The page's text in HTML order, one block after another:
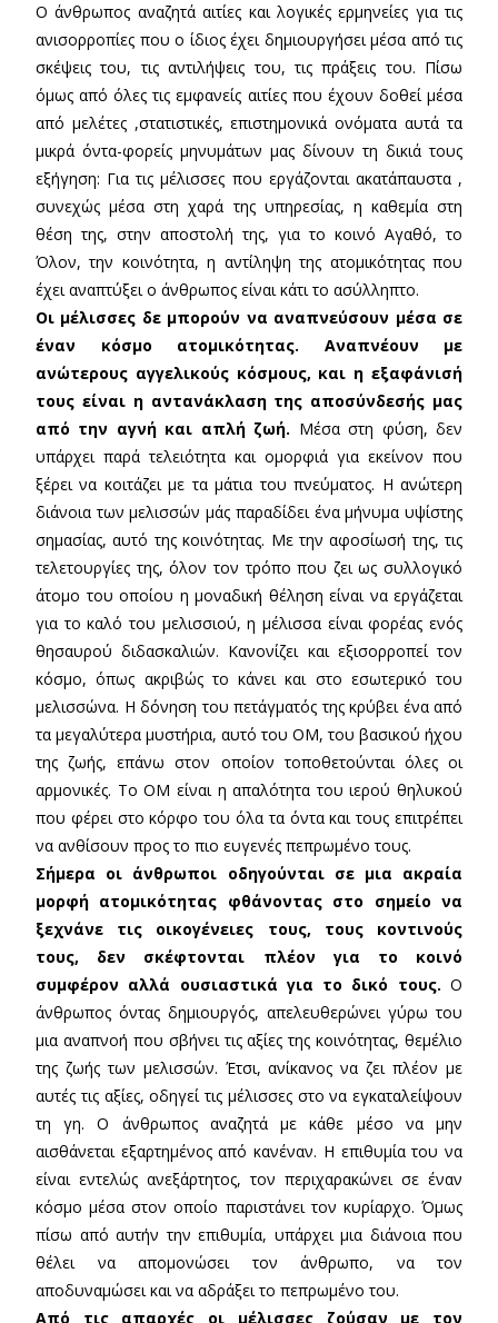
Ο άνθρωπος αναζητά αιτίες και λογικές ερμηνείες για τις
ανισορροπίες που ο ίδιος έχει δημιουργήσει μέσα από τις
σκέψεις του, τις αντιλήψεις του, τις πράξεις του. Πίσω
όμως από όλες τις εμφανείς αιτίες που έχουν δοθεί μέσα
από μελέτες ,στατιστικές, επιστημονικά ονόματα αυτά τα
μικρά όντα-φορείς μηνυμάτων μας δίνουν τη δικιά τους
εξήγηση: Για τις μέλισσες που εργάζονται ακατάπαυστα ,
συνεχώς μέσα στη χαρά της υπηρεσίας, η καθεμία στη
θέση της, στην αποστολή της, για το κοινό Αγαθό, το
Όλον, την κοινότητα, η αντίληψη της ατομικότητας που
έχει αναπτύξει ο άνθρωπος είναι κάτι το ασύλληπτο.
Οι μέλισσες δε μπορούν να αναπνεύσουν μέσα σε
έναν κόσμο ατομικότητας. Αναπνέουν με
ανώτερους αγγελικούς κόσμους, και η εξαφάνισή
τους είναι η αντανάκλαση της αποσύνδεσής μας
από την αγνή και απλή ζωή. Μέσα στη φύση, δεν
υπάρχει παρά τελειότητα και ομορφιά για εκείνον που
ξέρει να κοιτάζει με τα μάτια του πνεύματος. Η ανώτερη
διάνοια των μελισσών μάς παραδίδει ένα μήνυμα υψίστης
σημασίας, αυτό της κοινότητας. Με την αφοσίωσή της, τις
τελετουργίες της, όλον τον τρόπο που ζει ως συλλογικό
άτομο του οποίου η μοναδική θέληση είναι να εργάζεται
για το καλό του μελισσιού, η μέλισσα είναι φορέας ενός
θησαυρού διδασκαλιών. Κανονίζει και εξισορροπεί τον
κόσμο, όπως ακριβώς το κάνει και στο εσωτερικό του
μελισσώνα. Η δόνηση του πετάγματός της κρύβει ένα από
τα μεγαλύτερα μυστήρια, αυτό του ΟΜ, του βασικού ήχου
της ζωής, επάνω στον οποίον τοποθετούνται όλες οι
αρμονικές. Το ΟΜ είναι η απαλότητα του ιερού θηλυκού
που φέρει στο κόρφο του όλα τα όντα και τους επιτρέπει
να ανθίσουν προς το πιο ευγενές πεπρωμένο τους.
Σήμερα οι άνθρωποι οδηγούνται σε μια ακραία
μορφή ατομικότητας φθάνοντας στο σημείο να
ξεχνάνε τις οικογένειες τους, τους κοντινούς
τους, δεν σκέφτονται πλέον για το κοινό
συμφέρον αλλά ουσιαστικά για το δικό τους. Ο
άνθρωπος όντας δημιουργός, απελευθερώνει γύρω του
μια αναπνοή που σβήνει τις αξίες της κοινότητας, θεμέλιο
της ζωής των μελισσών. Έτσι, ανίκανος να ζει πλέον με
αυτές τις αξίες, οδηγεί τις μέλισσες στο να εγκαταλείψουν
τη γη. Ο άνθρωπος αναζητά με κάθε μέσο να μην
αισθάνεται εξαρτημένος από κανέναν. Η επιθυμία του να
είναι εντελώς ανεξάρτητος, τον περιχαρακώνει σε έναν
κόσμο μέσα στον οποίο παριστάνει τον κυρίαρχο. Όμως
πίσω από αυτήν την επιθυμία, υπάρχει μια διάνοια που
θέλει να απομονώσει τον άνθρωπο, να τον
αποδυναμώσει και να αδράξει το πεπρωμένο του.
Από τις απαρχές οι μέλισσες ζούσαν με τον